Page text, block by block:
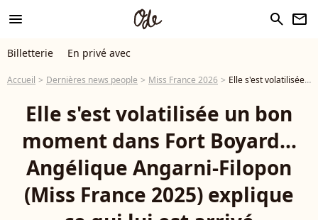
menu search newsletter
Billetterie En privé avec
Accueil Dernières news people Miss France 2026 Elle s'est volatilisée un bon moment dans Fort Boyard... Angélique Angarni-Filopon (Miss France 2025) explique ce qui lui est arrivé
Elle s'est volatilisée un bon
moment dans Fort Boyard...
Angélique Angarni-Filopon
(Miss France 2025) explique